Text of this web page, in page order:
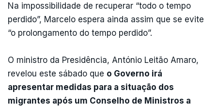
Na impossibilidade de recuperar “todo o tempo
perdido”, Marcelo espera ainda assim que se evite
“o prolongamento do tempo perdido”.
O ministro da Presidência, António Leitão Amaro,
revelou este sábado que o Governo irá
apresentar medidas para a situação dos
migrantes após um Conselho de Ministros a